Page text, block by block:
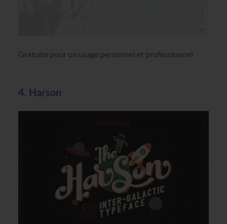
Gratuite pour un usage personnel et professionnel
4. Harson